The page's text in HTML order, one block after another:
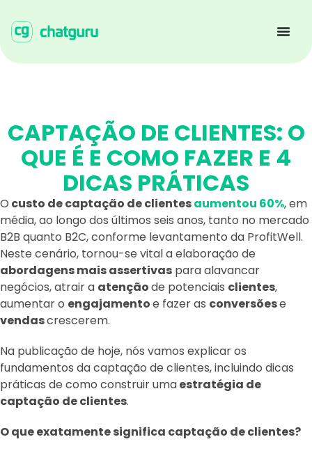
CAPTAÇÃO DE CLIENTES: O
QUE É E COMO FAZER E 4
DICAS PRÁTICAS
O custo de captação de clientesaumentou 60%, em
média, ao longo dos últimos seis anos, tanto no mercado
B2B quanto B2C, conforme levantamento da ProfitWell.
Neste cenário, tornou-se vital a elaboração de
abordagens mais assertivas para alavancar
negócios, atrair a atençãode potenciais clientes,
aumentar o engajamentoe fazer as conversõese
vendascrescerem.
Na publicação de hoje, nós vamos explicar os
fundamentos da captação de clientes, incluindo dicas
práticas de como construir umaestratégia de
captação de clientes.
O que exatamente significa captação de clientes?